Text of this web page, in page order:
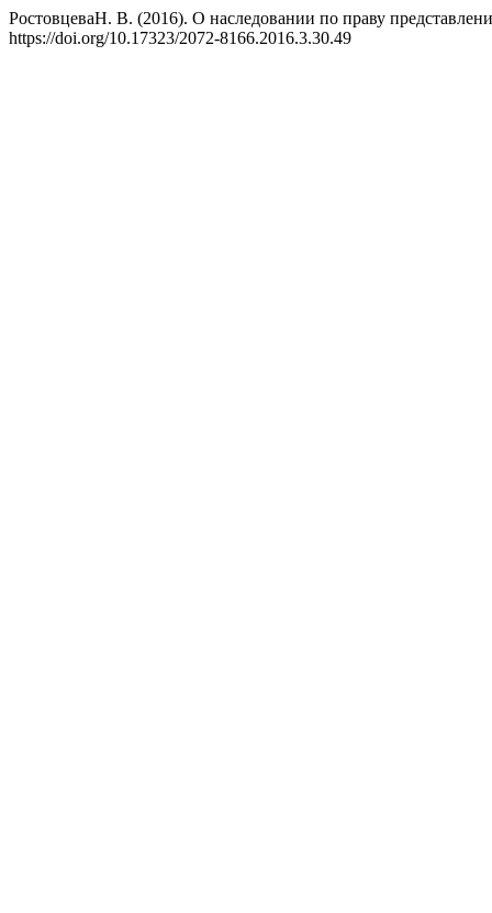
РостовцеваН. В. (2016). О наследовании по праву
https://doi.org/10.17323/2072-8166.2016.3.30.49